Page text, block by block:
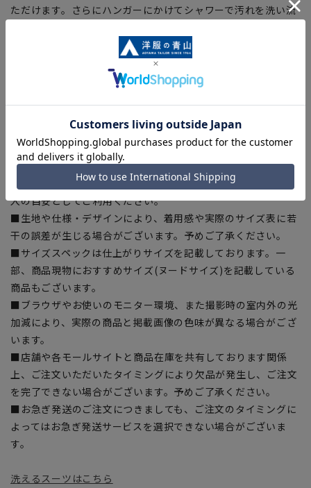
ただけます。さらにハンガーにかけてシャワーで汚れを洗い流
縦横2方向にのびる着心地快適なストレッチ生地。
【商品に関するご注意】
■商品画像はサンプルのため、色味やサイズ等の仕様に変更が
ある場合がございますので、予めご了承ください。
■ゆとり感には個人差があります。サイズ表を確認の上、ご購
入の目安としてご利用ください。
■生地や仕様・デザインにより、着用感や実際のサイズ表に若
干の誤差が生じる場合がございます。予めご了承ください。
■サイズスペックは仕上がりサイズを記載しております。一
部、商品現物におすすめサイズ(ヌードサイズ)を記載している
商品もございます。
■ブラウザやお使いのモニター環境、また撮影時の室内外の光
加減により、実際の商品と掲載画像の色味が異なる場合がござ
います。
■店舗や各モールサイトと商品在庫を共有しております関係
上、ご注文いただいたタイミングにより欠品が発生し、ご注文
を完了できない場合がございます。予めご了承ください。
■お急ぎ発送のご注文につきましても、ご注文のタイミングに
よってはお急ぎ発送サービスを選択できない場合がございま
す。
洗えるスーツはこちら